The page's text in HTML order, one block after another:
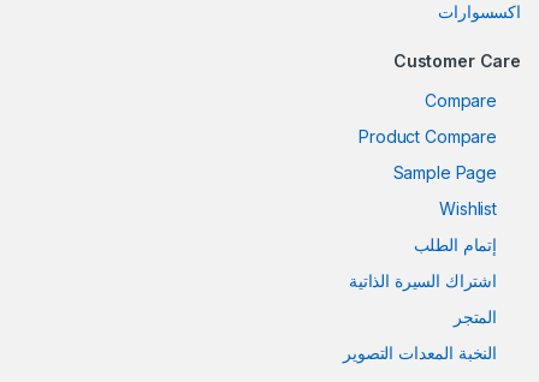
اكسسوارات
Customer Care
Compare
Product Compare
Sample Page
Wishlist
إتمام الطلب
اشتراك السيرة الذاتية
المتجر
النخبة المعدات التصوير